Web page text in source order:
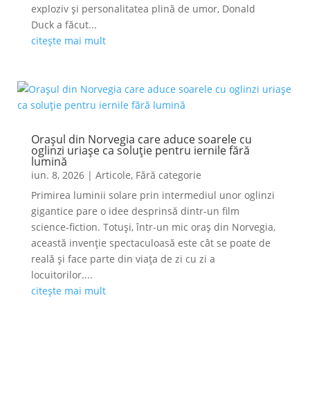
exploziv și personalitatea plină de umor, Donald
Duck a făcut...
citește mai mult
Orașul din Norvegia care aduce soarele cu
oglinzi uriașe ca soluție pentru iernile fără
lumină
iun. 8, 2026| Articole, Fără categorie
Primirea luminii solare prin intermediul unor oglinzi
gigantice pare o idee desprinsă dintr-un film
science-fiction. Totuși, într-un mic oraș din Norvegia,
această invenție spectaculoasă este cât se poate de
reală și face parte din viața de zi cu zi a
locuitorilor....
citește mai mult